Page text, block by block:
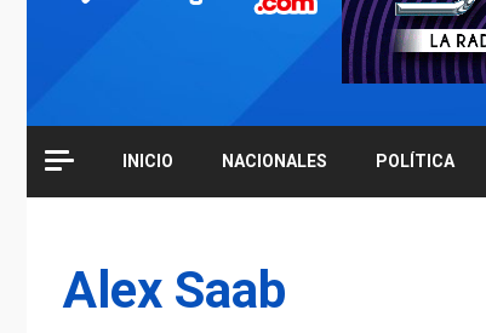
INICIO NACIONALES POLÍTICA
Alex Saab